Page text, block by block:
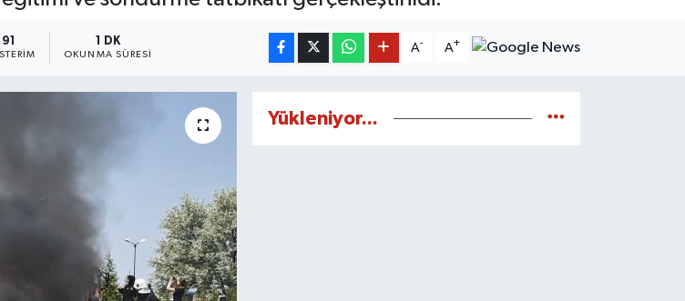
91 1 DK
OKUNMA SÜRESI
A- A+
Yükleniyor...